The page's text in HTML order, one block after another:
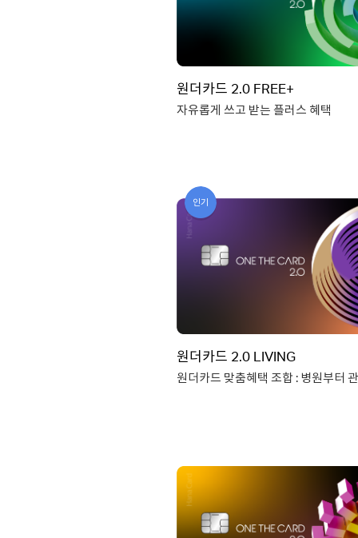
원더카드 2.0 FREE+
자유롭게 쓰고 받는 플러스 혜택
간편결제 1.2% 할인
쿠팡/슈퍼마켓 2.0% 할인
연회비
국내전용, 국내외겸용
(기본연회비 12,000원 / 제휴연
맞춤혜택조합 원더카드 2.0
제휴연회비는 혜택플러스 선
비교함에 담기
상세보기 카드신청
원더카드 2.0 LIVING
인기
병원&약국 10% 할인
연회비